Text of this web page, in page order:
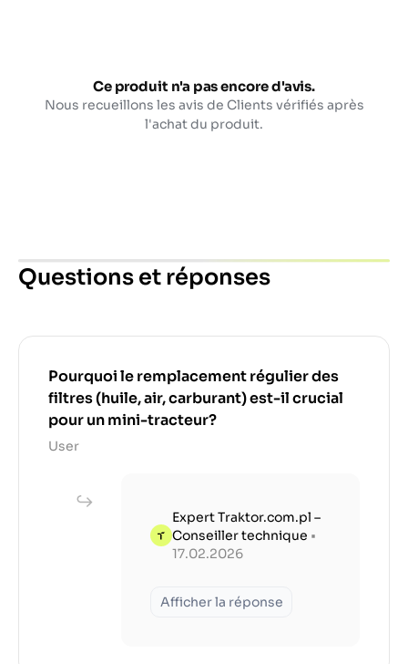
Ce produit n'a pas encore d'avis.
Nous recueillons les avis de Clients vérifiés après
l'achat du produit.
Questions et réponses
Pourquoi le remplacement régulier des
filtres (huile, air, carburant) est-il crucial
pour un mini-tracteur?
User
Expert Traktor.com.pl –
Conseiller technique •
17.02.2026
Afficher la réponse